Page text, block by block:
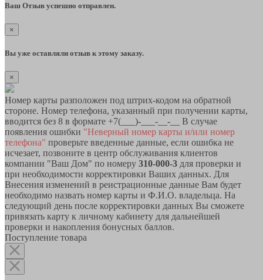
Ваш Отзыв успешно отправлен.
×
Вы уже оставляли отзыв к этому заказу.
×
Номер карты разположен под штрих-кодом на обратной
стороне. Номер телефона, указанный при получении карты,
вводится без 8 в формате +7(___)-___-__-__ В случае
появления ошибки "Неверный номер карты и/или номер
телефона" проверьте введенные данные, если ошибка не
исчезает, позвоните в центр обслуживания клиентов
компании "Ваш Дом" по номеру 310-000-3 для проверки и
при необходимости корректировки Ваших данных. Для
Внесения изменений в реистрационные данные Вам будет
необходимо назвать номер карты и Ф.И.О. владельца. На
следующий день после корректировки данных Вы сможете
привязать карту к личному кабинету для дальнейшей
проверки и накопления бонусных баллов.
Поступление товара